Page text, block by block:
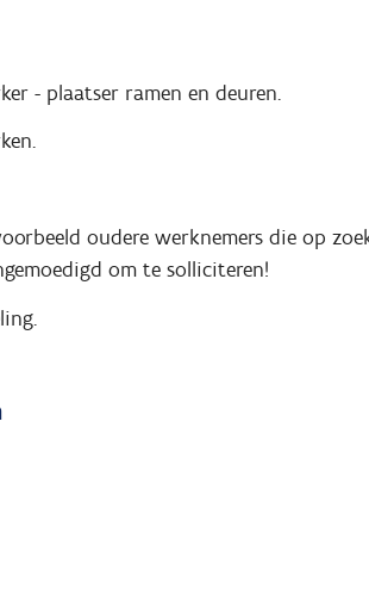
- plaatser ramen en deuren.
oudere werknemers die op
om te solliciteren!